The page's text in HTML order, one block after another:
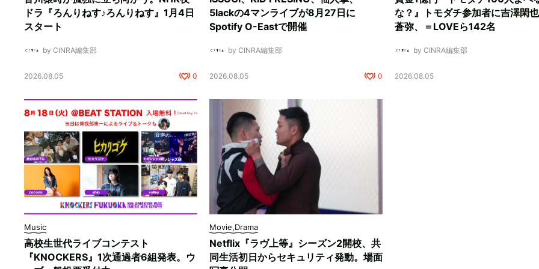
ドラ『ろんりねす♪ろんりねす』1月4日
スタート
by CINRA編集部
2026.08.05 0
5lackの4マンライブが8月27日に
Spotify O-Eastで開催
by CINRA編集部
2026.08.05 0
な？』トモダチ参加者に吉澤閑
蒼弥、＝LOVEら142名
by CINRA編集部
2026.08.05
Music
高校生世代ライブコンテスト
『KNOCKERS』1次通過者6組発表。ウ
Movie,Drama
Netflix『ラヴ上等』シーズン2開校、共
同生活初日からセキュリティ発動。場面